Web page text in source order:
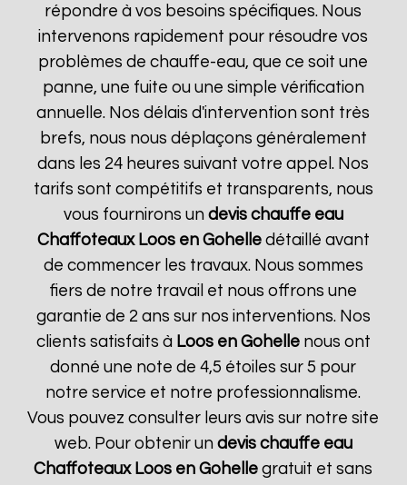
répondre à vos besoins spécifiques. Nous
intervenons rapidement pour résoudre vos
problèmes de chauffe-eau, que ce soit une
panne, une fuite ou une simple vérification
annuelle. Nos délais d'intervention sont très
brefs, nous nous déplaçons généralement
dans les 24 heures suivant votre appel. Nos
tarifs sont compétitifs et transparents, nous
vous fournirons un devis chauffe eau
Chaffoteaux Loos en Gohelledétaillé avant
de commencer les travaux. Nous sommes
fiers de notre travail et nous offrons une
garantie de 2 ans sur nos interventions. Nos
clients satisfaits à Loos en Gohellenous ont
donné une note de 4,5 étoiles sur 5 pour
notre service et notre professionnalisme.
Vous pouvez consulter leurs avis sur notre site
web. Pour obtenir un devis chauffe eau
Chaffoteaux Loos en Gohelle gratuit et sans